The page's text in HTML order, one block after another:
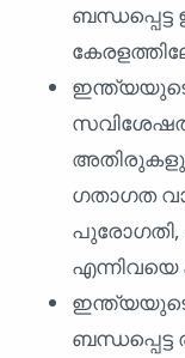
ഗതാഗത
എന്നിവയെ